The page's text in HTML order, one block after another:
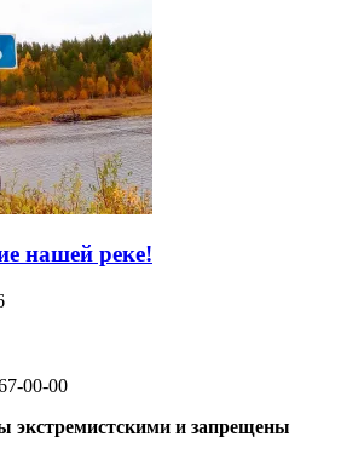
нашей реке!
00-00
экстремистскими и запрещены